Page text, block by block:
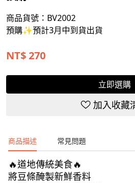
商品貨號：BV2002
預購✨預計3月中到貨出貨
NT$270
立即選購
加入收藏
商品描述 常見問題
🔥道地傳統美食🔥
將豆條醃製新鮮香料